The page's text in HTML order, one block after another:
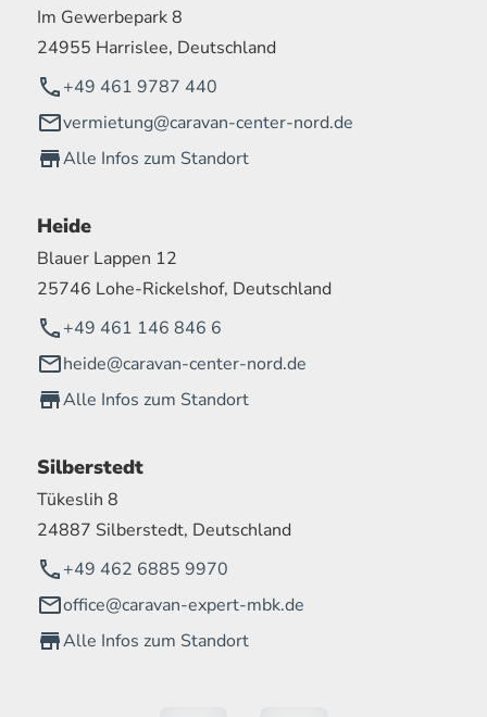
Im Gewerbepark 8
24955 Harrislee, Deutschland
+49 461 9787 440
vermietung@caravan-center-nord.de
Alle Infos zum Standort
Heide
Blauer Lappen 12
25746 Lohe-Rickelshof, Deutschland
+49 461 146 846 6
heide@caravan-center-nord.de
Alle Infos zum Standort
Silberstedt
Tükeslih 8
24887 Silberstedt, Deutschland
+49 462 6885 9970
office@caravan-expert-mbk.de
Alle Infos zum Standort